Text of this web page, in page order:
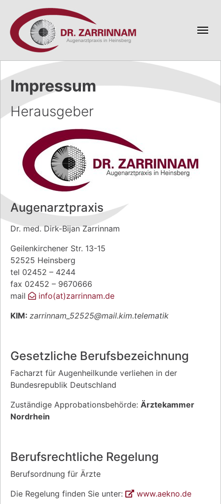
Zum Hauptinhalt
Impressum
Herausgeber
Augenarztpraxis
Dr. med. Dirk-Bijan Zarrinnam
Geilenkirchener Str. 13-15
52525 Heinsberg
tel 02452 – 4244
fax 02452 – 9670666
mail
info(at)zarrinnam.de
KIM: zarrinnam_52525@mail.kim.telematik
Gesetzliche Berufsbezeichnung
Facharzt für Augenheilkunde verliehen in der
Bundesrepublik Deutschland
Zuständige Approbationsbehörde: Ärztekammer
Nordrhein
Berufsrechtliche Regelung
Berufsordnung für Ärzte
Die Regelung finden Sie unter:
www.aekno.de